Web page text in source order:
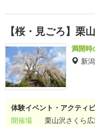
【桜・見ごろ】
満開時
新
体験イベント・アクティ
開催場
栗山沢さくら